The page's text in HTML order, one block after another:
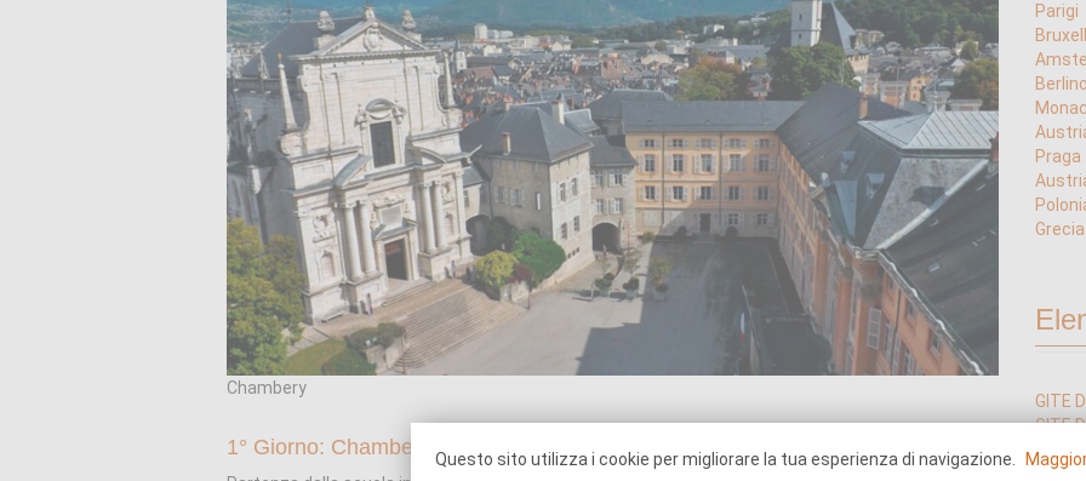
Chambery
1° Giorno: Chambery
Parigi
Berlino
Praga
Grecia
GITE
GITE
GITE
GITE
Questo sito utilizza i cookie per migliorare la tua esperienza di navigazione.